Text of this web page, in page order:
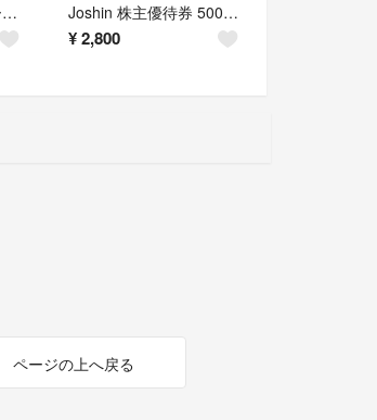
【値下げ】iPad キーボードケース iPad Pro10.5インチ/air3 Joshin 株主優待券 5000円分 ジョーシン 上新電機 新品
¥2,800
ページの上へ戻る